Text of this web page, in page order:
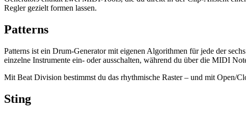
Regler gezielt formen lassen.
Patterns
Patterns ist ein Drum-Generator mit eigenen Algorithmen für jede der
einzelne Instrumente ein- oder ausschalten, während du über die MIDI
Mit Beat Division bestimmst du das rhythmische Raster – und mit Open/
Sting